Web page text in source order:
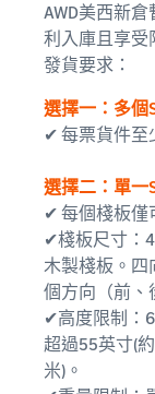
AWD美西新
利入庫且享受
發貨要求：
選擇一：多個
✔ 每票貨件至
選擇二：單一
✔ 每個棧板僅
✔棧板尺寸：
木製棧板。四
個方向（前、
✔高度限制：
超過55英寸(
米)。